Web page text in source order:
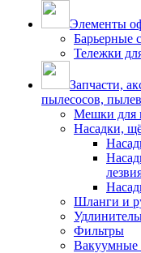
Элементы
Барьерные
Тележки
Запчасти,
пылесосов,
Мешки для
Насадки,
Шланги и
Фильтры